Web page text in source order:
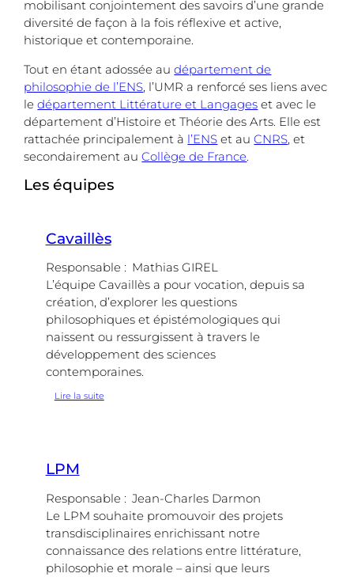
mobilisant conjointement des savoirs d’une grande
diversité de façon à la fois réflexive et active,
historique et contemporaine.
Tout en étant adossée audépartement de
philosophie de l’ENS, l’UMR a renforcé ses liens avec
ledépartement Littérature et Langages et avec le
département d’Histoire et Théorie des Arts. Elle est
rattachée principalement à l’ENS et auCNRS, et
secondairement auCollège de France.
Les équipes
Cavaillès
Responsable : Mathias GIREL
L’équipe Cavaillès a pour vocation, depuis sa
création, d’explorer les questions
philosophiques et épistémologiques qui
naissent ou ressurgissent à travers le
développement des sciences
contemporaines.
Lire la suite:
LPM
Responsable : Jean-Charles Darmon
Le LPM souhaite promouvoir des projets
transdisciplinaires enrichissant notre
connaissance des relations entre littérature,
philosophie et morale – ainsi que leurs